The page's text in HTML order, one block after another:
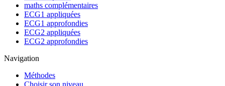
maths complémentaires
ECG1 appliquées
ECG1 approfondies
ECG2 appliquées
ECG2 approfondies
Navigation
Méthodes